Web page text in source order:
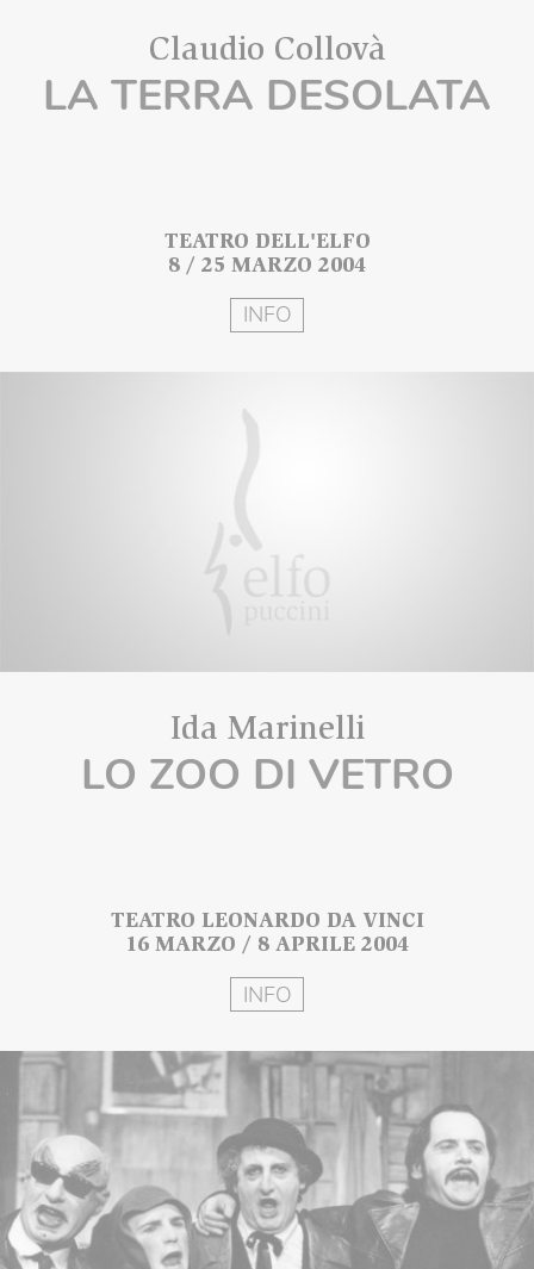
Claudio Collovà
LA TERRA DESOLATA
TEATRO DELL'ELFO
8 / 25 MARZO 2004
INFO
Ida Marinelli
LO ZOO DI VETRO
TEATRO LEONARDO DA VINCI
16 MARZO / 8 APRILE 2004
INFO